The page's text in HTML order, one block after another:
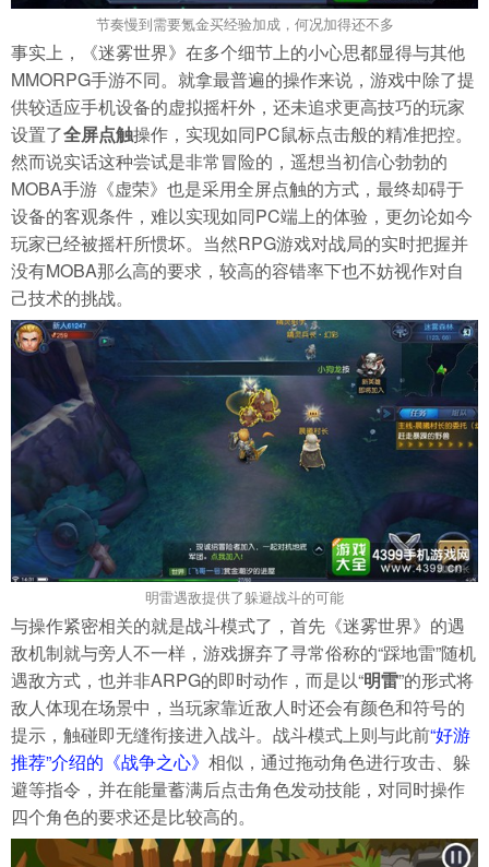
节奏慢到需要氪金买经验加成，何况加得还不多
事实上，《迷雾世界》在多个细节上的小心思都显得与其他
MMORPG手游不同。就拿最普遍的操作来说，游戏中除了提
供较适应手机设备的虚拟摇杆外，还未追求更高技巧的玩家
设置了全屏点触操作，实现如同PC鼠标点击般的精准把控。
然而说实话这种尝试是非常冒险的，遥想当初信心勃勃的
MOBA手游《虚荣》也是采用全屏点触的方式，最终却碍于
设备的客观条件，难以实现如同PC端上的体验，更勿论如今
玩家已经被摇杆所惯坏。当然RPG游戏对战局的实时把握并
没有MOBA那么高的要求，较高的容错率下也不妨视作对自
己技术的挑战。
明雷遇敌提供了躲避战斗的可能
与操作紧密相关的就是战斗模式了，首先《迷雾世界》的遇
敌机制就与旁人不一样，游戏摒弃了寻常俗称的“踩地雷”随机
遇敌方式，也并非ARPG的即时动作，而是以“明雷”的形式将
敌人体现在场景中，当玩家靠近敌人时还会有颜色和符号的
提示，触碰即无缝衔接进入战斗。战斗模式上则与此前“好游
推荐”介绍的《战争之心》 相似，通过拖动角色进行攻击、躲
避等指令，并在能量蓄满后点击角色发动技能，对同时操作
四个角色的要求还是比较高的。